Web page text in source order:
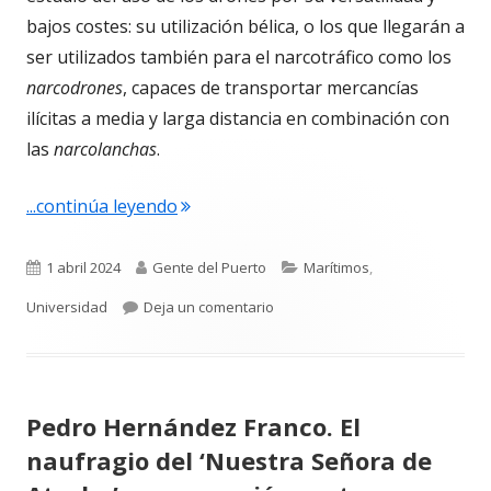
bajos costes: su utilización bélica, o los que llegarán a
ser utilizados también para el narcotráfico como los
narcodrones, capaces de transportar mercancías
ilícitas a media y larga distancia en combinación con
las narcolanchas.
...continúa leyendo"Emilio Rodríguez Díaz. “Drones: la
Publicado
el
1 abril 2024 Autor
Gente del Puerto Categorías
Marítimos,
Universidad
Deja un comentario
Pedro Hernández Franco. El
naufragio del ‘Nuestra Señora de